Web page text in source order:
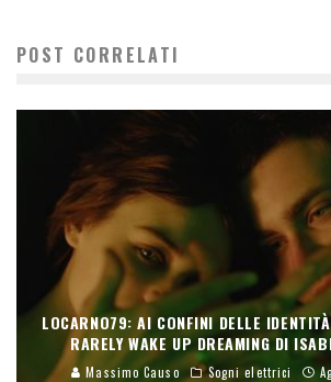
POST CORRELATI
LOCARNO79: AI CONFINI DELLE
RARELY WAKE UP DREAMING DI
Massimo Causo Sogni elettrici